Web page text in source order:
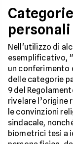
personali
Nell'utilizzo di
esemplificativo,
un conferimento
delle categorie
9 del
rivelare l’origine
le convinzioni
sindacale,
biometrici tesi a